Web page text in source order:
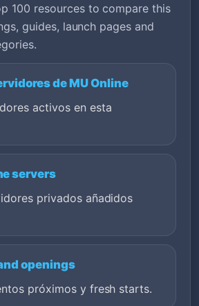
100 resources to compare this
guides, launch pages and
de MU Online
activos en esta
servers
privados añadidos
openings
próximos y fresh starts.